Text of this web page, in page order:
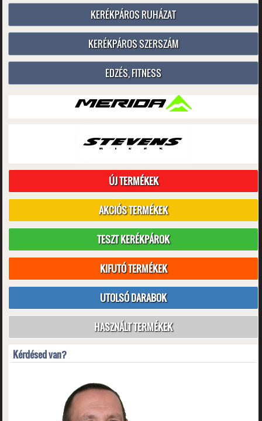
KERÉKPÁROS RUHÁZAT
KERÉKPÁROS SZERSZÁM
EDZÉS, FITNESS
ÚJ TERMÉKEK
AKCIÓS TERMÉKEK
TESZT KERÉKPÁROK
KIFUTÓ TERMÉKEK
UTOLSÓ DARABOK
HASZNÁLT TERMÉKEK
Kérdésed van?